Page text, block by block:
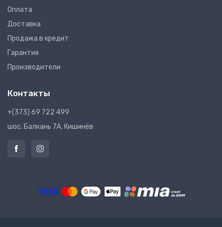
Оплата
Доставка
Продажа в кредит
Гарантия
Производители
Контакты
+(373) 69 722 499
шос. Балкань 7A, Кишинёв